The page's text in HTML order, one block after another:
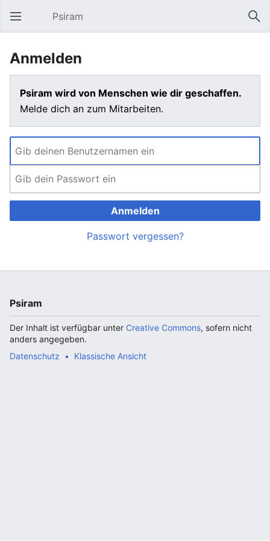
Hauptmenü öffnen Psiram
Anmelden
Psiram wird von Menschen wie dir geschaffen.
Melde dich an zum Mitarbeiten.
Anmelden
Passwort vergessen?
Psiram
Der Inhalt ist verfügbar unter Creative Commons, sofern nicht
anders angegeben.
Datenschutz
Klassische Ansicht